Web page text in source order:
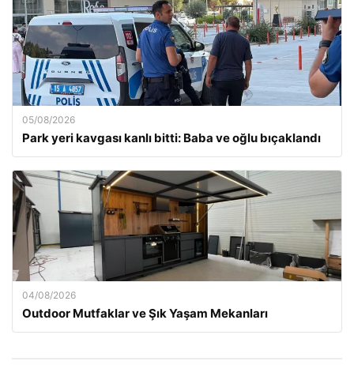
05/08/2026
Park yeri kavgası kanlı bitti: Baba ve oğlu bıçaklandı
04/08/2026
Outdoor Mutfaklar ve Şık Yaşam Mekanları